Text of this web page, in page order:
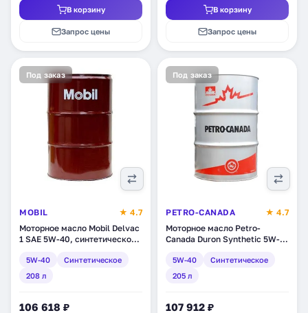
В корзину
Запрос цены
В корзину
Запрос цены
Под заказ
MOBIL
★ 4.7
Моторное масло Mobil Delvac
1 SAE 5W-40, синтетическое,
5W-40
Синтетическое
208 л
106 618 ₽
Под заказ
PETRO-CANADA
★ 4.7
Моторное масло Petro-
Canada Duron Synthetic 5W-
(DUSYN54DRM)
5W-40
Синтетическое
205 л
107 912 ₽